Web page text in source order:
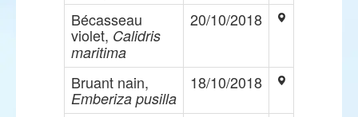
Bécasseau
violet, Calidris
maritima
20/10/2018
Bruant nain,
Emberiza pusilla
18/10/2018